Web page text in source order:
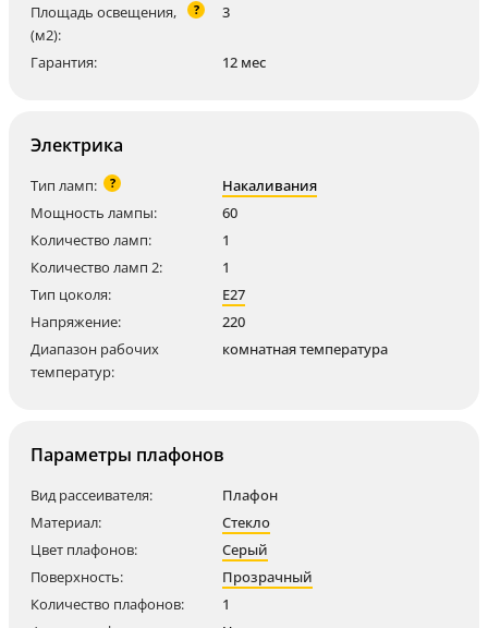
Площадь освещения,
(м2):
? 3
Гарантия: 12 мес
Электрика
Тип ламп: ?
Накаливания
Мощность лампы:
60
Количество ламп:
1
Количество ламп 2:
1
Тип цоколя:
E27
Напряжение:
220
Диапазон рабочих
температур:
комнатная температура
Параметры плафонов
Вид рассеивателя:
Плафон
Материал:
Стекло
Цвет плафонов:
Серый
Поверхность:
Прозрачный
Количество плафонов:
1